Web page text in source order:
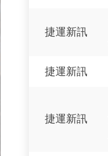
捷運新訊
捷運新訊
捷運新訊